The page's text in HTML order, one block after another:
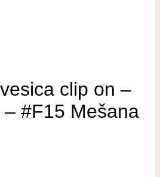
clip on –
#F15 Mešana